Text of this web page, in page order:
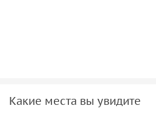
Перми;
Какие места вы увидите